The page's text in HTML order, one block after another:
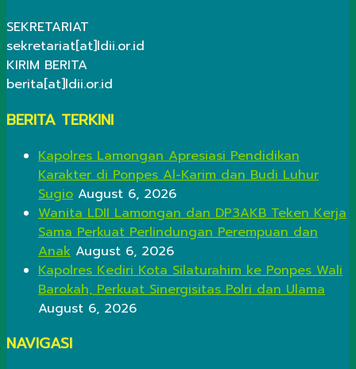
SEKRETARIAT
sekretariat[at]ldii.or.id
KIRIM BERITA
berita[at]ldii.or.id
BERITA TERKINI
Kapolres Lamongan Apresiasi Pendidikan
Karakter di Ponpes Al-Karim dan Budi Luhur
Sugio August 6, 2026
Wanita LDII Lamongan dan DP3AKB Teken Kerja
Sama Perkuat Perlindungan Perempuan dan
Anak August 6, 2026
Kapolres Kediri Kota Silaturahim ke Ponpes Wali
Barokah, Perkuat Sinergisitas Polri dan Ulama
August 6, 2026
NAVIGASI